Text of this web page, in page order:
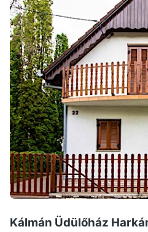
Kálmán Üdülőház